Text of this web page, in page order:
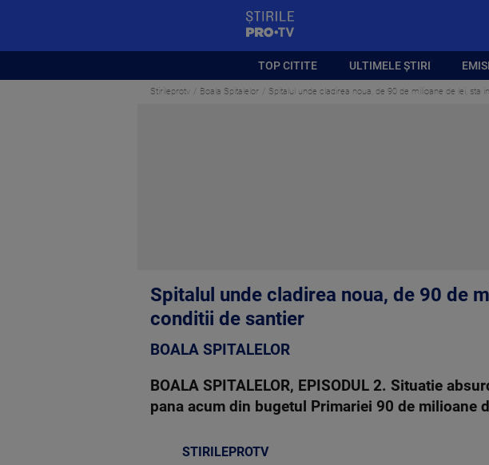
TOP CITITE ULTIMELE ȘTIRI
Stirileprotv Boala Spitalelor Spitalul unde cladirea noua, de 90 de milioane de lei, sta
Spitalul unde cladirea noua, de 90 de
conditii de santier
BOALA SPITALELOR
BOALA SPITALELOR, EPISODUL 2. Situatie
pana acum din bugetul Primariei 90 de milioane
STIRILEPROTV